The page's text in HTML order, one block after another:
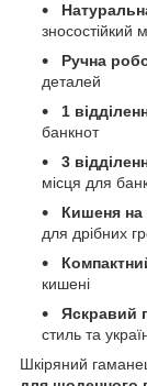
зносостійкий
Ручна
деталей
1
банкнот
3
місця для
Кишеня на
для дрібних
кишені
Яскравий
стиль та
Шкіряний